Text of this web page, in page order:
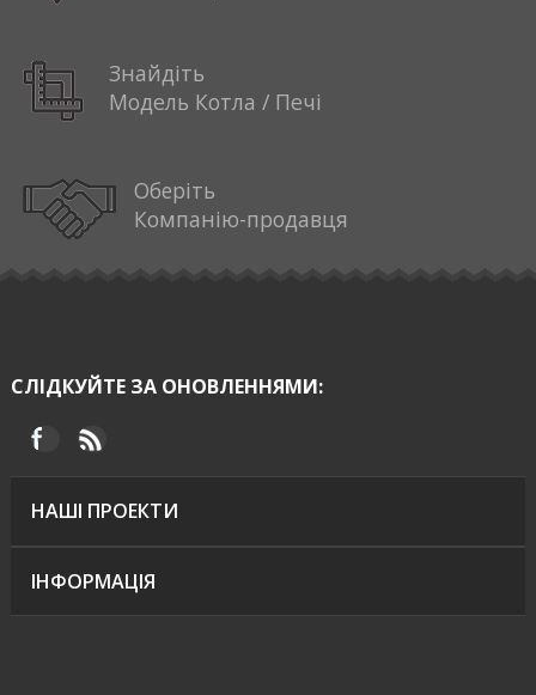
Знайдіть
Модель Котла / Печі
Оберіть
Компанію-продавця
СЛІДКУЙТЕ ЗА ОНОВЛЕННЯМИ:
НАШІ ПРОЕКТИ
ІНФОРМАЦІЯ